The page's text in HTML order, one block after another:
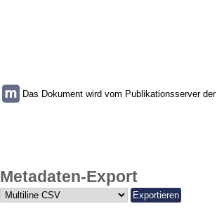
Das Dokument wird vom Publikationsserver
Metadaten-Export